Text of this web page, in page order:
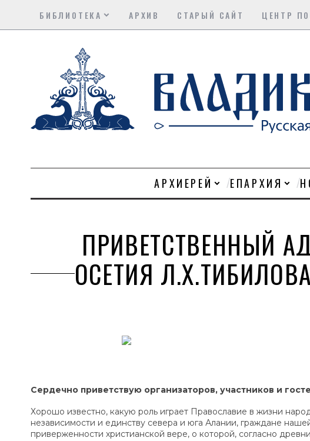
БИБЛИОТЕКА АРХИВ СТАРЫЙ САЙТ ЦЕНТР
АРХИЕРЕЙ ЕПАРХИЯ
ПРИВЕТСТВЕННЫЙ
ОСЕТИЯ
Сердечно приветствую организаторов, участников и
Хорошо известно, какую роль играет Православие в жизни
независимости и единству севера и юга Алании, граждане
приверженности христианской вере, о которой, согласно